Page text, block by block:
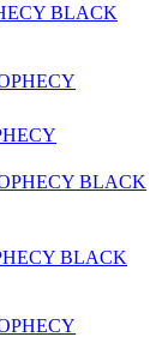
BLACK
BLACK